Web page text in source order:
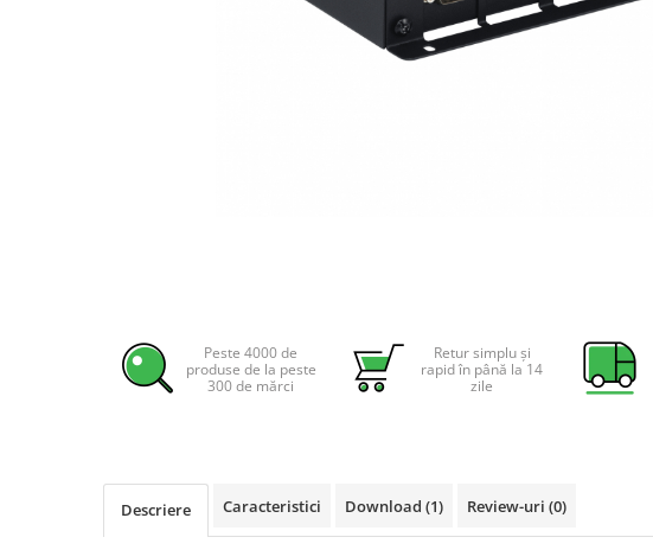
Controlere solare
Sisteme de stocare energie
Peste 4000 de
produse de la peste
300 de mărci
Retur simplu și
rapid în până la 14
zile
Descriere Caracteristici Download (1) Review-uri (0)